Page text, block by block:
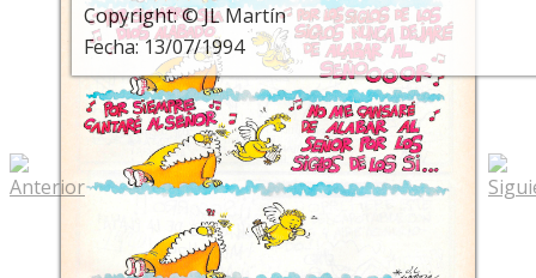
Copyright: © JL Martín
Fecha: 13/07/1994